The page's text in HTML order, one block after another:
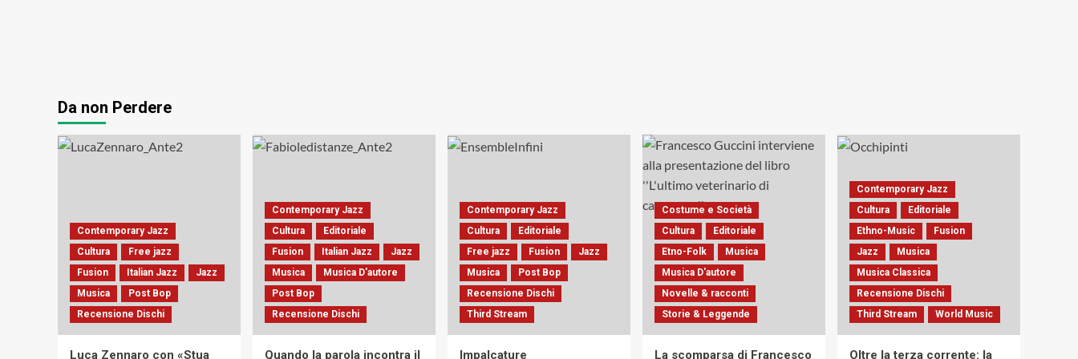
Da non Perdere
Contemporary Jazz
Cultura
Free jazz
Fusion
Italian Jazz
Jazz
Musica
Post Bop
Recensione Dischi
Luca Zennaro con «Stua
Contemporary Jazz
Cultura
Editoriale
Fusion
Italian Jazz
Jazz
Musica
Musica D'autore
Post Bop
Recensione Dischi
Quando la parola incontra il
Contemporary Jazz
Cultura
Editoriale
Free jazz
Fusion
Jazz
Musica
Post Bop
Recensione Dischi
Third Stream
Impalcature
Costume e Società
Cultura
Editoriale
Etno-Folk
Musica
Musica D'autore
Novelle & racconti
Storie & Leggende
La scomparsa di Francesco
Contemporary Jazz
Cultura
Editoriale
Ethno-Music
Fusion
Jazz
Musica
Musica Classica
Recensione Dischi
Third Stream
World Music
Oltre la terza corrente: la